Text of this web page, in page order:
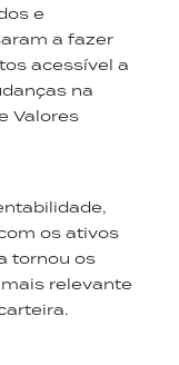
e
a fazer
acessível a
na
Valores
os ativos
tornou os
relevante